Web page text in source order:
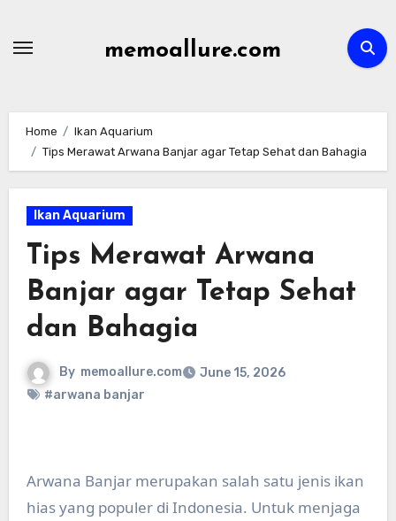
memoallure.com
Home
Ikan Aquarium
Tips Merawat Arwana Banjar agar Tetap Sehat dan Bahagia
Ikan Aquarium
Tips Merawat Arwana
Banjar agar Tetap Sehat
dan Bahagia
By memoallure.com
June 15, 2026
#arwana banjar
Arwana Banjar merupakan salah satu jenis ikan
hias yang populer di Indonesia. Untuk menjaga